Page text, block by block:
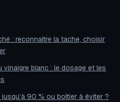
: reconnaître la tache, choisir
vinaigre blanc : le dosage et les
90 % ou boîtier à éviter ?